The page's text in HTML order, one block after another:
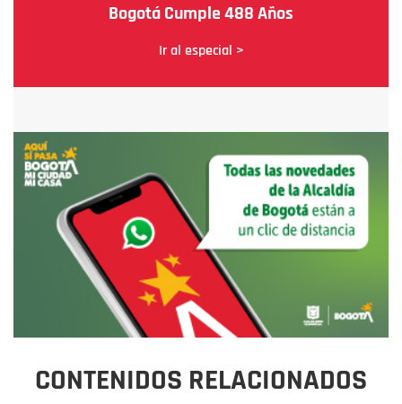
Bogotá Cumple 488 Años
Ir al especial >
CONTENIDOS RELACIONADOS